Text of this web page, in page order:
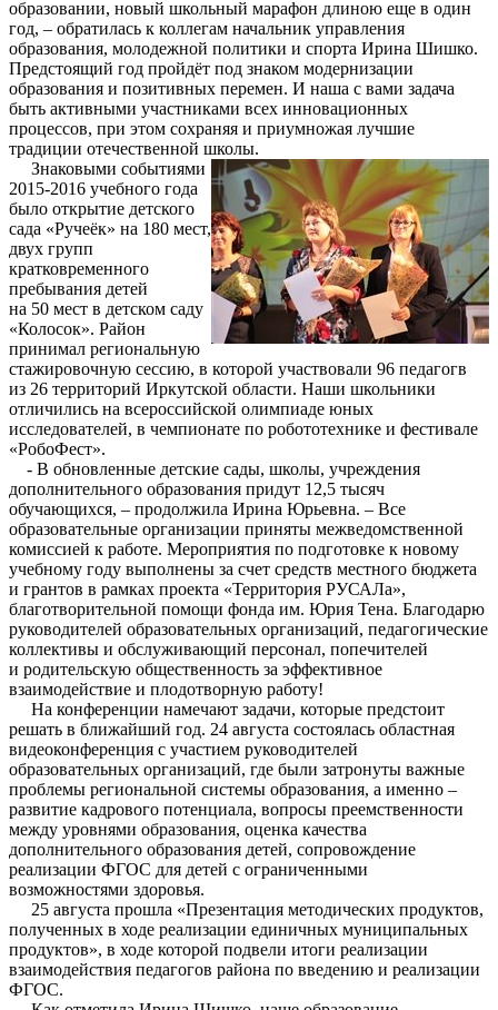
образовании, новый школьный марафон длиною еще в один
год, – обратилась к коллегам начальник управления
образования, молодежной политики и спорта Ирина Шишко.
Предстоящий год пройдёт под знаком модернизации
образования и позитивных перемен. И наша с вами задача
быть активными участниками всех инновационных
процессов, при этом сохраняя и приумножая лучшие
традиции отечественной школы.
Знаковыми событиями
2015-2016 учебного года
было открытие детского
сада «Ручеёк» на 180 мест,
двух групп
кратковременного
пребывания детей
на 50 мест в детском саду
«Колосок». Район
принимал региональную
стажировочную сессию, в которой участвовали 96 педагогв
из 26 территорий Иркутской области. Наши школьники
отличились на всероссийской олимпиаде юных
исследователей, в чемпионате по робототехнике и фестивале
«РобоФест».
- В обновленные детские сады, школы, учреждения
дополнительного образования придут 12,5 тысяч
обучающихся, – продолжила Ирина Юрьевна. – Все
образовательные организации приняты межведомственной
комиссией к работе. Мероприятия по подготовке к новому
учебному году выполнены за счет средств местного бюджета
и грантов в рамках проекта «Территория РУСАЛа»,
благотворительной помощи фонда им. Юрия Тена. Благодарю
руководителей образовательных организаций, педагогические
коллективы и обслуживающий персонал, попечителей
и родительскую общественность за эффективное
взаимодействие и плодотворную работу!
На конференции намечают задачи, которые предстоит
решать в ближайший год. 24 августа состоялась областная
видеоконференция с участием руководителей
образовательных организаций, где были затронуты важные
проблемы региональной системы образования, а именно –
развитие кадрового потенциала, вопросы преемственности
между уровнями образования, оценка качества
дополнительного образования детей, сопровождение
реализации ФГОС для детей с ограниченными
возможностями здоровья.
25 августа прошла «Презентация методических продуктов,
полученных в ходе реализации единичных муниципальных
продуктов», в ходе которой подвели итоги реализации
взаимодействия педагогов района по введению и реализации
ФГОС.